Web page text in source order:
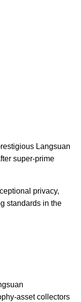
Langsuan
super-prime
privacy,
standards in the
asset collectors